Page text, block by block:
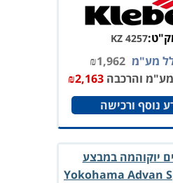
KZ 4257
מע"מ ₪1,962
והרכבה
₪2,163
נוסף ורכישה
יוקוהמה במבצע
Yokohama Advan